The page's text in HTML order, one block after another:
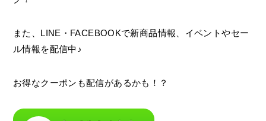
また、LINE・FACEBOOKで新商品情報、イベントやセー
ル情報を配信中♪
お得なクーポンも配信があるかも！？